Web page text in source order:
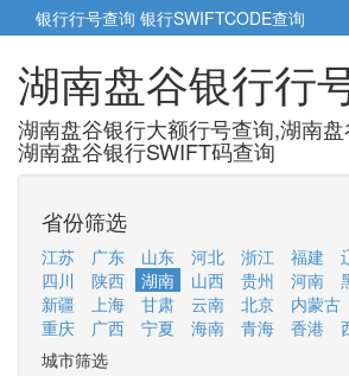
银行行号查询 银行SWIFTCODE查询
湖南盘谷银行行
湖南盘谷银行大额行号查询,湖南
湖南盘谷银行SWIFT码查询
省份筛选
江苏 广东 山东 河北 浙江 福建
四川
陕西 湖南 山西 贵州 河南
新疆
上海 甘肃 云南 北京 内蒙古
重庆
广西 宁夏 海南 青海 香港
城市筛选